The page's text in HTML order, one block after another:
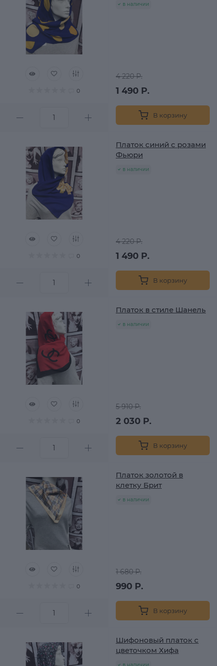
0
в наличии
4 220 Р.
1 490 Р.
В корзину
0
Платок синий с розами
Фьюри
в наличии
4 220 Р.
1 490 Р.
В корзину
0
Платок в стиле Шанель
в наличии
5 910 Р.
2 030 Р.
В корзину
0
Платок золотой в
клетку Брит
в наличии
1 680 Р.
990 Р.
В корзину
Шифоновый платок с
цветочком Хифа
в наличии